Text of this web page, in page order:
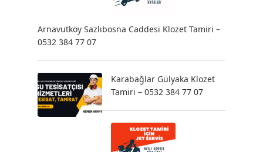
Arnavutköy Sazlıbosna Caddesi Klozet Tamiri –
0532 384 77 07
Karabağlar Gülyaka Klozet
Tamiri – 0532 384 77 07